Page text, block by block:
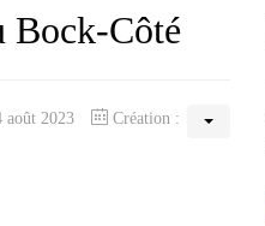
Bock-Côté
août 2023
Création :